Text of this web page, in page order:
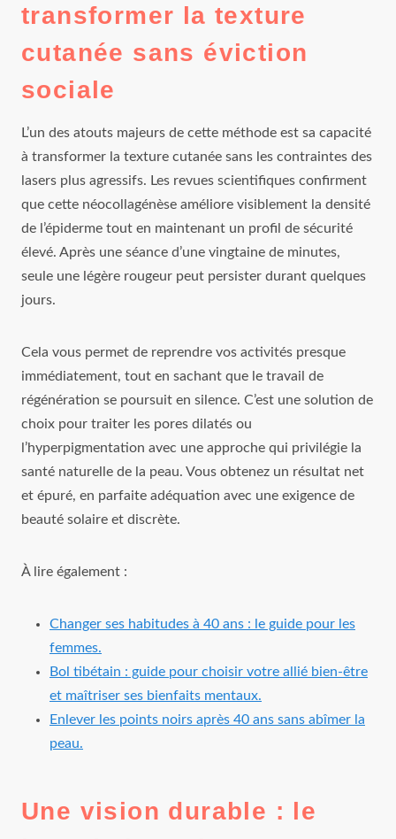
transformer la texture
cutanée sans éviction
sociale
L’un des atouts majeurs de cette méthode est sa capacité
à transformer la texture cutanée sans les contraintes des
lasers plus agressifs. Les revues scientifiques confirment
que cette néocollagénèse améliore visiblement la densité
de l’épiderme tout en maintenant un profil de sécurité
élevé. Après une séance d’une vingtaine de minutes,
seule une légère rougeur peut persister durant quelques
jours.
Cela vous permet de reprendre vos activités presque
immédiatement, tout en sachant que le travail de
régénération se poursuit en silence. C’est une solution de
choix pour traiter les pores dilatés ou
l’hyperpigmentation avec une approche qui privilégie la
santé naturelle de la peau. Vous obtenez un résultat net
et épuré, en parfaite adéquation avec une exigence de
beauté solaire et discrète.
À lire également :
Changer ses habitudes à 40 ans : le guide pour les
femmes.
Bol tibétain : guide pour choisir votre allié bien-être
et maîtriser ses bienfaits mentaux.
Enlever les points noirs après 40 ans sans abîmer la
peau.
Une vision durable : le